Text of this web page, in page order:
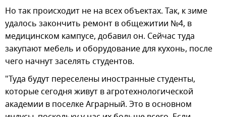
Но так происходит не на всех объектах. Так, к зиме
удалось закончить ремонт в общежитии №4, в
медицинском кампусе, добавил он. Сейчас туда
закупают мебель и оборудование для кухонь, после
чего начнут заселять студентов.
"Туда будут переселены иностранные студенты,
которые сегодня живут в агротехнологической
академии в поселке Аграрный. Это в основном